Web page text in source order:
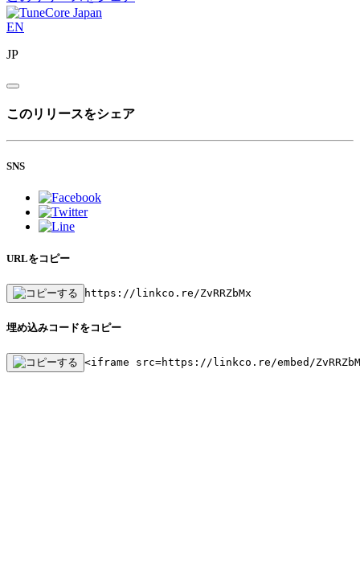
EN
JP
このリリースをシェア
SNS
URLをコピー
https://linkco.re/ZvRRZbMx
埋め込みコードをコピー
<iframe src=https://linkco.re/embed/